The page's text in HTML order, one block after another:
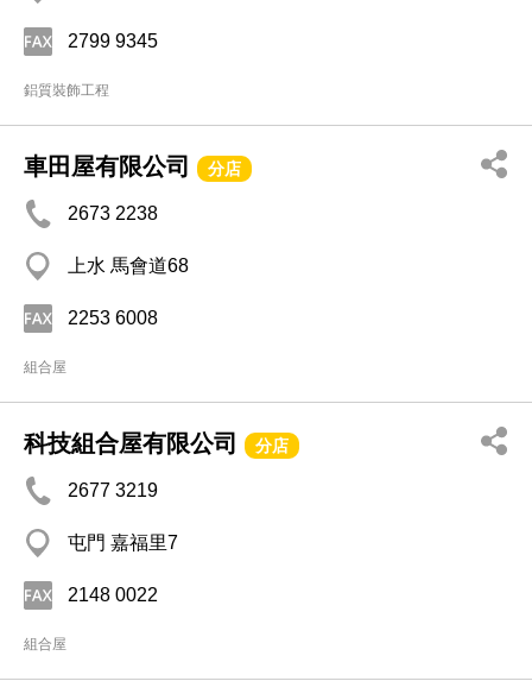
2799 9345
鋁質裝飾工程
車田屋有限公司 分店
2673 2238
上水 馬會道68
2253 6008
組合屋
科技組合屋有限公司 分店
2677 3219
屯門 嘉福里7
2148 0022
組合屋